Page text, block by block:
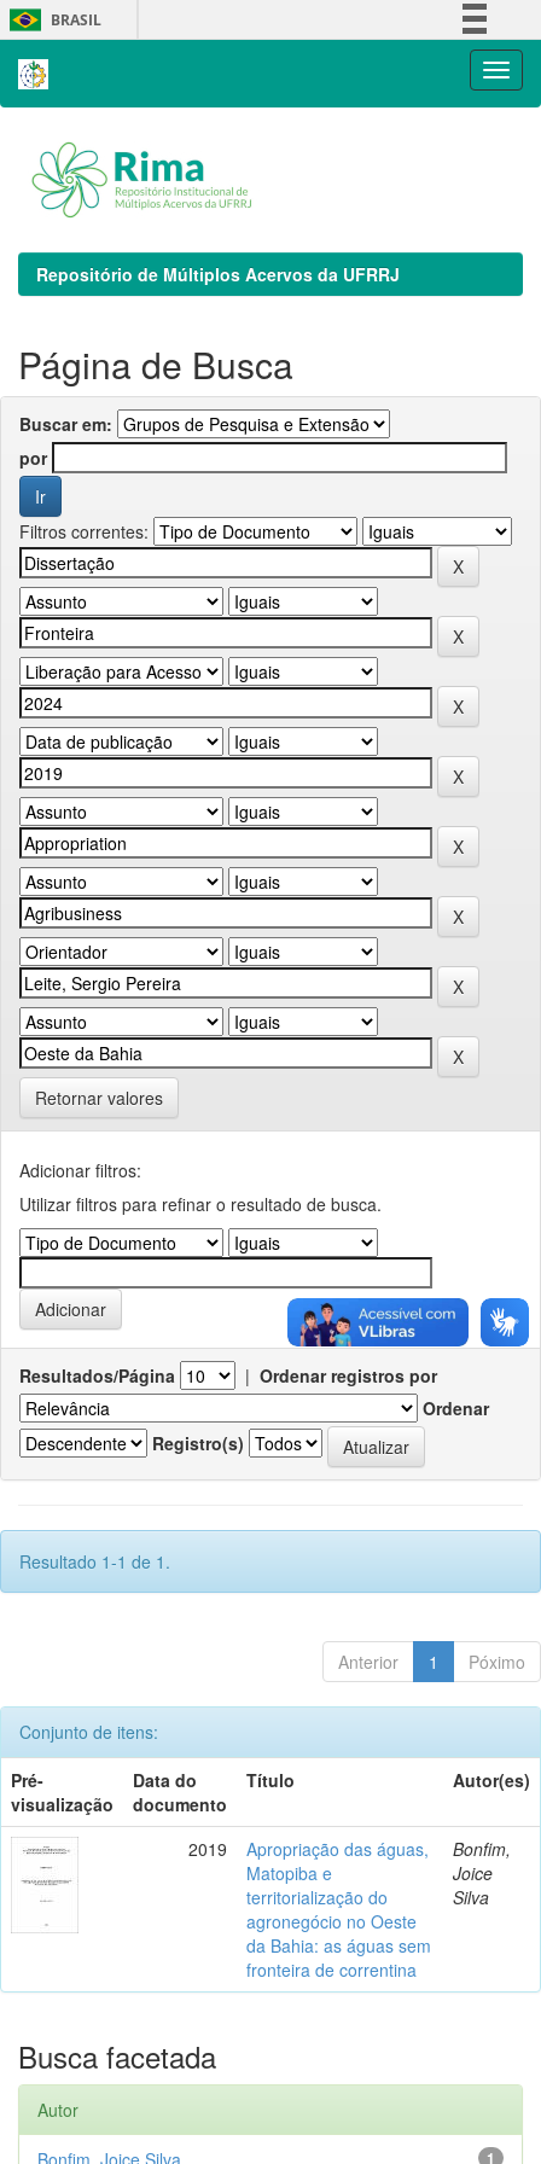
Skip
navigation
BRASIL
Repositório de Múltiplos Acervos da UFRRJ
Página de Busca
Buscar em:
por
Filtros correntes:
Retornar valores
Adicionar filtros:
Utilizar filtros para refinar o resultado de busca.
Resultados/Página | Ordenar registros por
Ordenar
Registro(s)
Resultado 1-1 de 1.
Anterior 1 Póximo
Conjunto de itens:
Pré-
visualização
Data do
documento
Título Autor(es)
2019
Apropriação das águas,
Matopiba e
territorialização do
agronegócio no Oeste
da Bahia: as águas sem
fronteira de correntina
Bonfim,
Joice
Silva
Busca facetada
Autor
1
Bonfim, Joice Silva